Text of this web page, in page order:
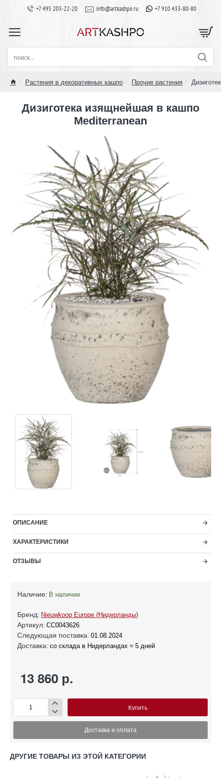
+7 495 203-22-20 info@artkashpo.ru +7 910 433-80-80
поиск...
Растения в декоративных кашпо Прочие растения
Дизиготека изящнейшая в кашпо
Mediterranean
ОПИСАНИЕ
ХАРАКТЕРИСТИКИ
ОТЗЫВЫ
Наличие: В наличии
Бренд: Nieuwkoop Europe (Нидерланды)
Артикул: CC0043626
Следующая поставка: 01.08.2024
Доставка: со склада в Нидерландах ≈ 5 дней
13 860 р.
Купить
Доставка и оплата
ДРУГИЕ ТОВАРЫ ИЗ ЭТОЙ КАТЕГОРИИ